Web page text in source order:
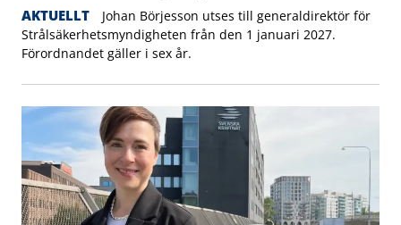
AKTUELLT
Johan Börjesson utses till generaldirektör för
Strålsäkerhetsmyndigheten från den 1 januari 2027.
Förordnandet gäller i sex år.